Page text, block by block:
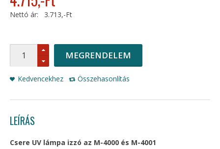
Nettó ár: 3.713,-Ft
MEGRENDELEM
Kedvencekhez Összehasonlítás
LEÍRÁS
Csere UV lámpa izzó az M-4000 és M-4001